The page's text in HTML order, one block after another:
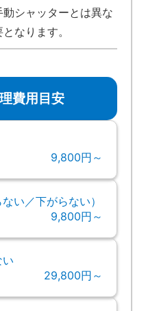
シャッターとは異な
なります。
費用目安
9,800円～
い／下がらない）
9,800円～
29,800円～